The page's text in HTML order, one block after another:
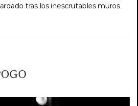
tras los inescrutables muros